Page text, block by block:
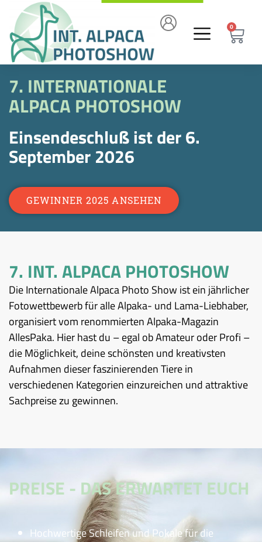
0
7. INTERNATIONALE
ALPACA PHOTOSHOW
Einsendeschluß ist der 6.
September 2026
GEWINNER 2025 ANSEHEN
7. INT. ALPACA PHOTOSHOW
Die Internationale Alpaca Photo Show ist ein jährlicher
Fotowettbewerb für alle Alpaka- und Lama-Liebhaber,
organisiert vom renommierten Alpaka-Magazin
AllesPaka. Hier hast du – egal ob Amateur oder Profi –
die Möglichkeit, deine schönsten und kreativsten
Aufnahmen dieser faszinierenden Tiere in
verschiedenen Kategorien einzureichen und attraktive
Sachpreise zu gewinnen.
PREISE - DAS ERWARTET EUCH
Hochwertige Schleifen und Pokale für die